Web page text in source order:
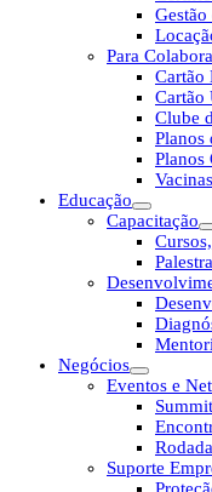
Para
Cartão
Cartão
Clube
Planos
Planos
Vacinas
Educação
Capacitação
Negócios
Eventos e
Suporte